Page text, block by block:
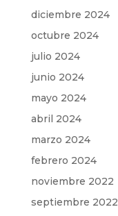
diciembre 2024
octubre 2024
julio 2024
junio 2024
mayo 2024
abril 2024
marzo 2024
febrero 2024
noviembre 2022
septiembre 2022